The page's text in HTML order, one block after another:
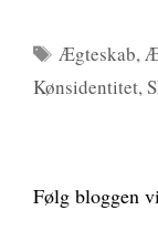
Tags
Ægteskab,
Kønsidentitet,
Følg bloggen